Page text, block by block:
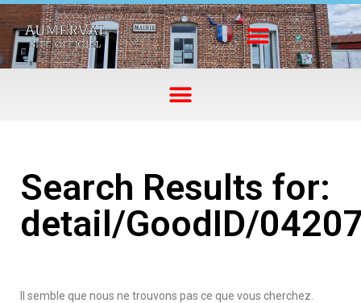
Search Results for:
detail/GoodID/
Il semble que nous ne trouvons pas ce que vous cherchez.